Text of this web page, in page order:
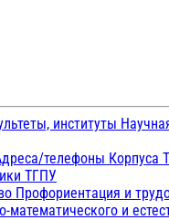
институты
телефоны Корпуса
ТГПУ
Профориентация и
и